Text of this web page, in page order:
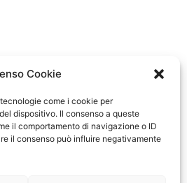
Cookie
come i cookie per
dispositivo. Il consenso a queste
il comportamento di navigazione o ID
il consenso può influire negativamente